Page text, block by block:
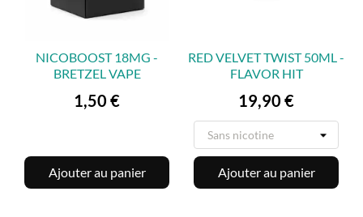
NICOBOOST 18MG -
BRETZEL VAPE
Prix
1,50 €
Ajouter au panier
RED VELVET TWIST 50ML -
FLAVOR HIT
Prix
19,90 €
Ajouter au panier